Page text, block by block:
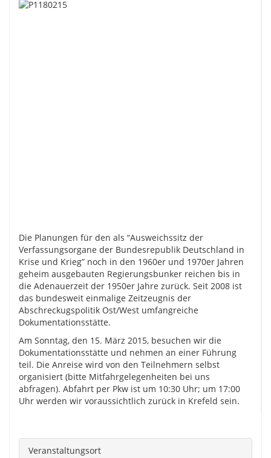
Die Planungen für den als “Ausweichssitz der
Verfassungsorgane der Bundesrepublik Deutschland in
Krise und Krieg” noch in den 1960er und 1970er Jahren
geheim ausgebauten Regierungsbunker reichen bis in
die Adenauerzeit der 1950er Jahre zurück. Seit 2008 ist
das bundesweit einmalige Zeitzeugnis der
Abschreckugspolitik Ost/West umfangreiche
Dokumentationsstätte.
Am Sonntag, den 15. März 2015, besuchen wir die
Dokumentationsstätte und nehmen an einer Führung
teil. Die Anreise wird von den Teilnehmern selbst
organisiert (bitte Mitfahrgelegenheiten bei uns
abfragen). Abfahrt per Pkw ist um 10:30 Uhr; um 17:00
Uhr werden wir voraussichtlich zurück in Krefeld sein.
Veranstaltungsort